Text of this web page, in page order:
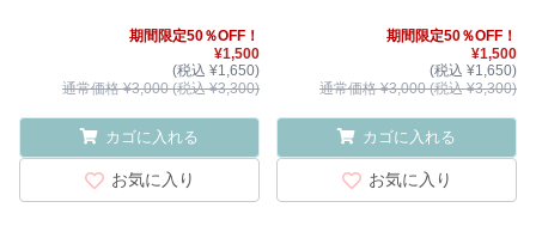
期間限定50％OFF！
¥1,500
(税込 ¥1,650)
通常価格 ¥3,000 (税込 ¥3,300)
カゴに入れる
お気に入り
期間限定50％OFF！
¥1,500
(税込 ¥1,650)
通常価格 ¥3,000 (税込 ¥3,300)
カゴに入れる
お気に入り